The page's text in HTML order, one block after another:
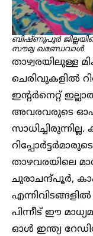
ബിഷ്ണുപൂർ
സൗമ്യ ഖണ്ഡേവാൾ
താഴ്വരയിലുള്ള
ചെരിവുകളിൽ
ഇന്റർനെറ്റ്
അവരവരുടെ
താഴവരയിലെ
ചുരാചന്ദ്പൂർ,
പിന്നീട് ഈ
ഓൾ ഇന്ത്യ